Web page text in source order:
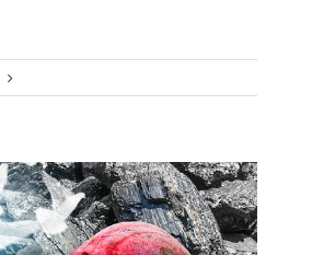
View
Larger
Image